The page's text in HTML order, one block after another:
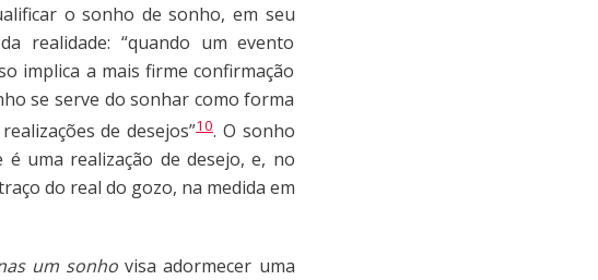
o sonho de sonho, em seu
realidade: “quando um evento
implica a mais firme confirmação
se serve do sonhar como forma
de desejos”10. O sonho
uma realização de desejo, e, no
do real do gozo, na medida em
um sonho visa adormecer uma